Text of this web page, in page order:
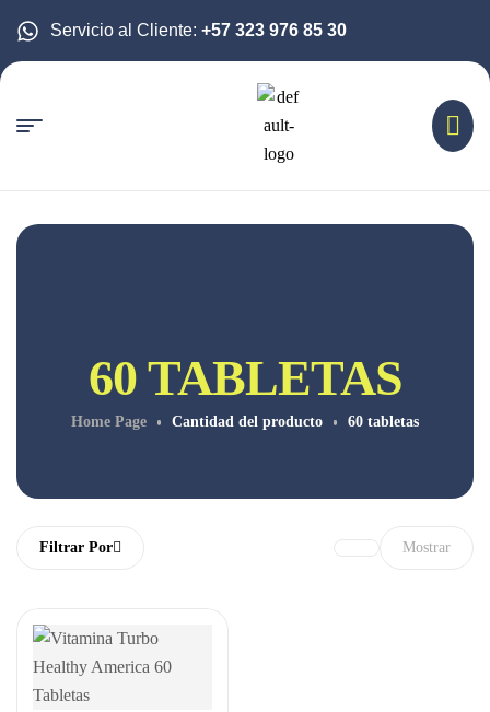
Servicio al Cliente:+57 323 976 85 30
60 TABLETAS
Home Page Cantidad del producto 60 tabletas
Filtrar Por Mostrar